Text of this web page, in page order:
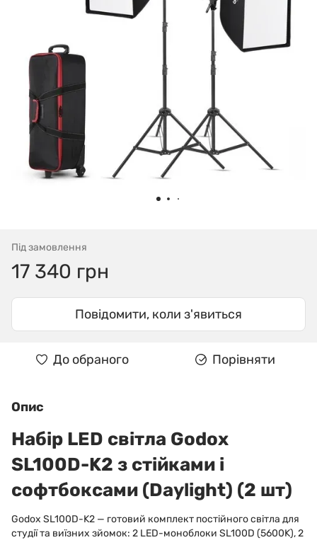
Під замовлення
17 340 грн
Повідомити, коли з'явиться
До обраного Порівняти
Опис
Набір LED світла Godox
SL100D-K2 з стійками і
софтбоксами (Daylight) (2 шт)
Godox SL100D-K2 — готовий комплект постійного світла для
студії та виїзних зйомок: 2 LED-моноблоки SL100D (5600K), 2